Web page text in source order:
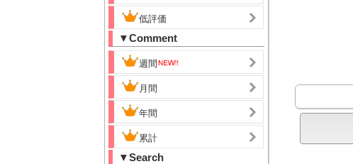
低評価
▼Comment
週間
月間
年間
累計
▼Search